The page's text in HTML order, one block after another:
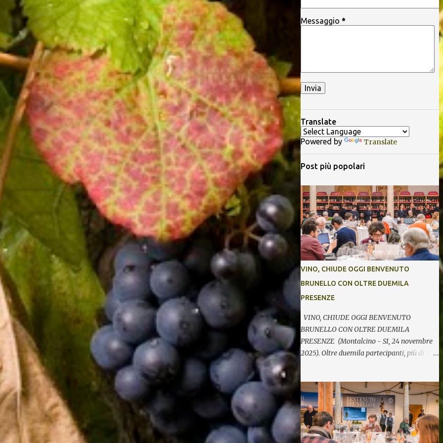
Messaggio *
Translate
Powered by Translate
Post più popolari
VINO, CHIUDE OGGI BENVENUTO
BRUNELLO CON OLTRE DUEMILA
PRESENZE
VINO, CHIUDE OGGI BENVENUTO
BRUNELLO CON OLTRE DUEMILA
PRESENZE (Montalcino - SI, 24 novembre
2025). Oltre duemila partecipanti, più di 370
edizione di Benvenuto Brunello, l’annuale
evento di presentazione delle nuove annate
del principe dei rossi toscani a cura del
Consorzio del vino Brunello di Montalcino.
In assaggio nei calici, il millesimo 2021, la